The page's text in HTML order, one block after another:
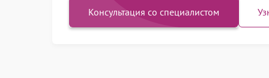
Консультация со специалистом